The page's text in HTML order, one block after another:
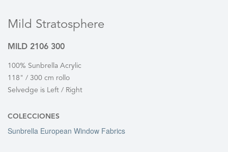
Mild Stratosphere
MILD 2106 300
100% Sunbrella Acrylic
118" / 300 cm rollo
Selvedge is Left / Right
COLECCIONES
Sunbrella European Window Fabrics